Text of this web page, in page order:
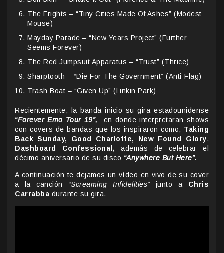
The Frights – “Tiny Cities Made Of Ashes” (Modest
Mouse)
Mayday Parade – “New Years Project” (Further
Seems Forever)
The Red Jumpsuit Apparatus – “Trust” (Thrice)
Sharptooth – “Die For The Government” (Anti-Flag)
Trash Boat – “Given Up” (Linkin Park)
Recientemente, la banda inicio su gira estadounidense
“Forever Emo Tour 19”, en donde interpretaran shows
con covers de bandas que los inspiraron como; Taking
Back Sunday, Good Charlotte, New Found Glory,
Dashboard Confessional, además de celebrar el
décimo aniversario de su disco “Anywhere But Here”.
A continuación te dejamos un vídeo en vivo de su cover
a la canción “Screaming Infidelities” junto a Chris
Carrabba durante su gira.